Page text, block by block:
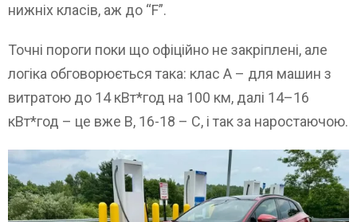
нижніх класів, аж до “F”.
Точні пороги поки що офіційно не закріплені, але
логіка обговорюється така: клас A – для машин з
витратою до 14 кВт*год на 100 км, далі 14–16
кВт*год – це вже B, 16-18 – C, і так за наростаючою.